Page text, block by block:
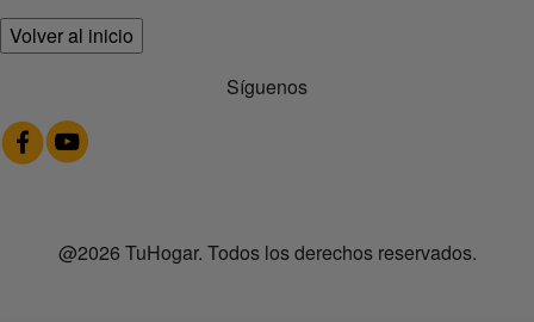
Volver al inicio
Síguenos
@2026 TuHogar. Todos los derechos reservados.